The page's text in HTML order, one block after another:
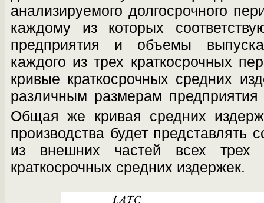
анализируемого долгосрочного
каждому из которых
предприятия и объемы
каждого из трех краткосрочных
кри­вые краткосрочных средних
различ­ным размерам
Общая же кривая средних
производства будет
из внешних частей всех
краткосрочных средних издержек.